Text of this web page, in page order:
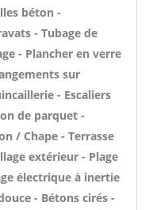
béton -
- Tubage de
- Plancher en verre
sur
- Escaliers
de parquet -
/ Chape - Terrasse
extérieur - Plage
électrique à inertie
- Bétons cirés -